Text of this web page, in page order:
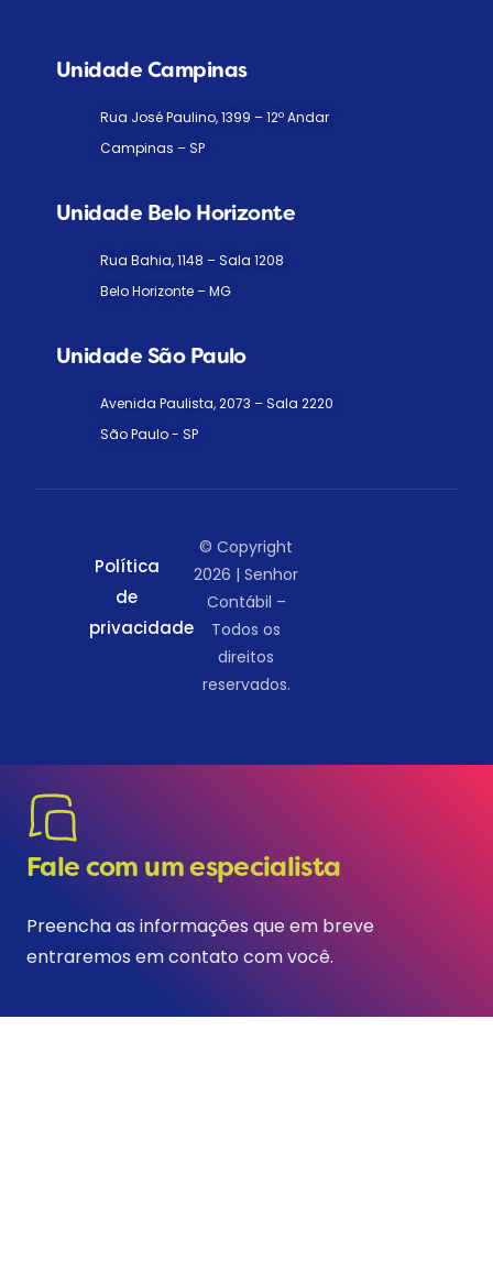
Unidade Campinas
Rua José Paulino, 1399 – 12º Andar
Campinas – SP
Unidade Belo Horizonte
Rua Bahia, 1148 – Sala 1208
Belo Horizonte – MG
Unidade São Paulo
Avenida Paulista, 2073 – Sala 2220
São Paulo - SP
Política
de
privacidade
© Copyright
2026 | Senhor
Contábil –
Todos os
direitos
reservados.
Fale com um especialista
Preencha as informações que em breve
entraremos em contato com você.